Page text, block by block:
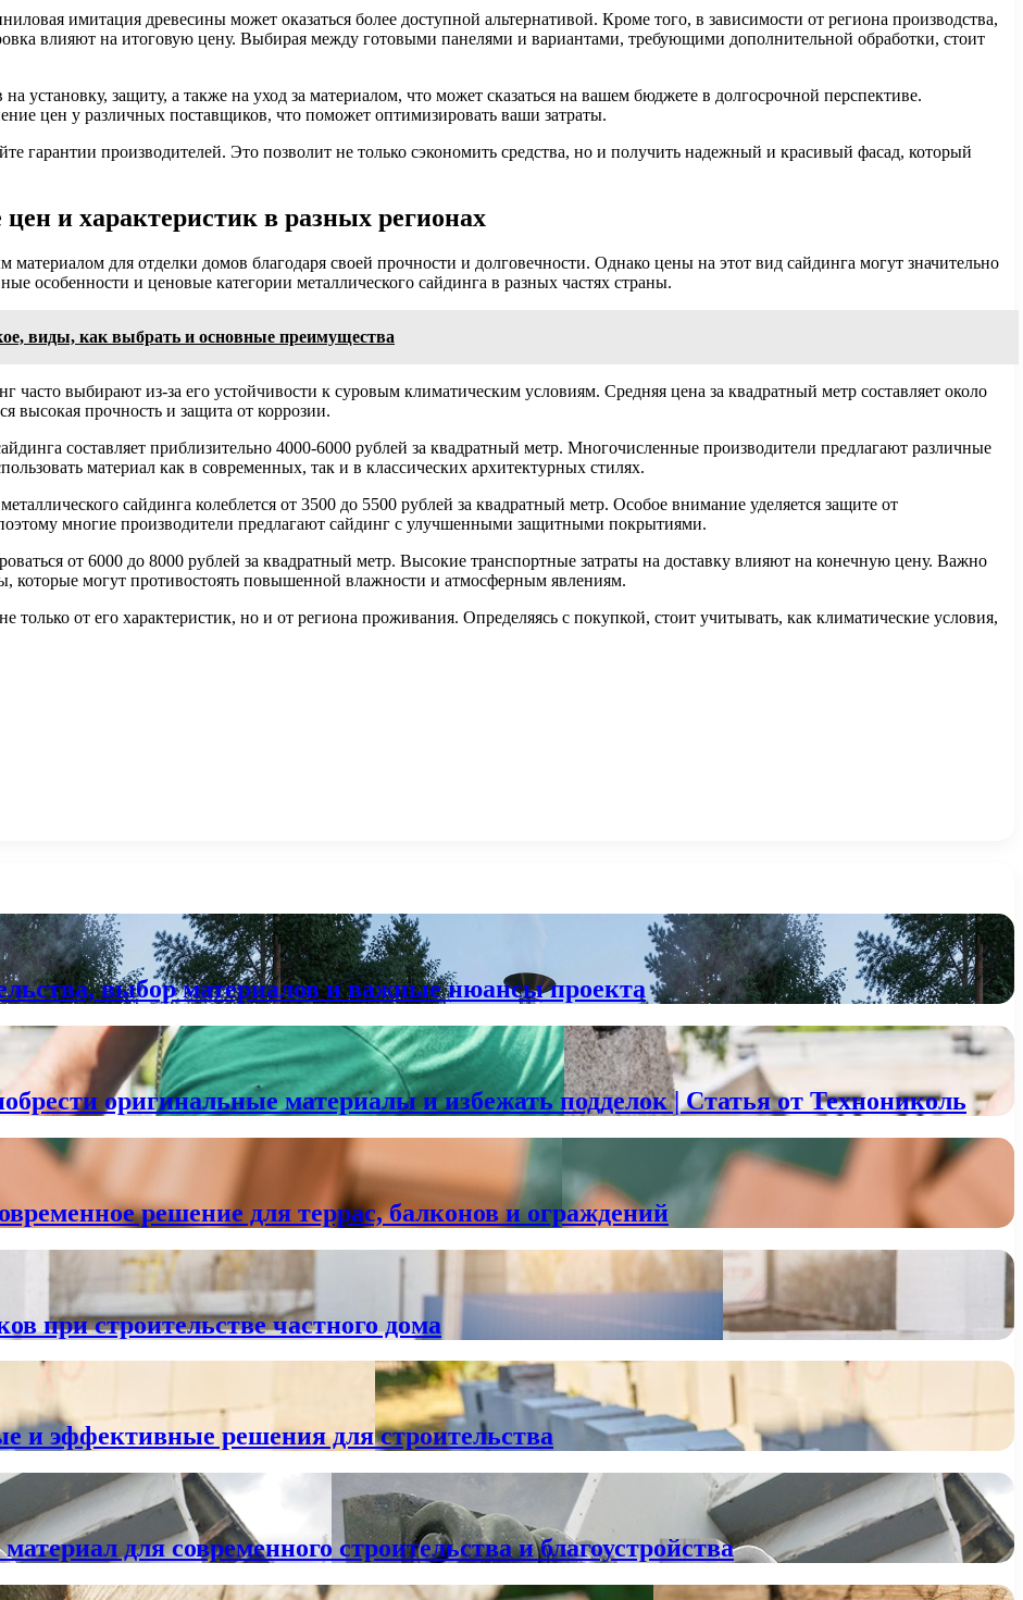
имитация древесины может оказаться более доступной альтернативой. Кроме того, в зависимости от региона производства,
влияют на итоговую цену. Выбирая между готовыми панелями и вариантами, требующими дополнительной обработки, стоит
установку, защиту, а также на уход за материалом, что может сказаться на вашем бюджете в долгосрочной перспективе.
цен у различных поставщиков, что поможет оптимизировать ваши затраты.
гарантии производителей. Это позволит не только сэкономить средства, но и получить надежный и красивый фасад, который
и характеристик в разных регионах
для отделки домов благодаря своей прочности и долговечности. Однако цены на этот вид сайдинга могут значительно
особенности и ценовые категории металлического сайдинга в разных частях страны.
виды, как выбрать и основные преимущества
часто выбирают из-за его устойчивости к суровым климатическим условиям. Средняя цена за квадратный метр составляет около
высокая прочность и защита от коррозии.
составляет приблизительно 4000-6000 рублей за квадратный метр. Многочисленные производители предлагают различные
материал как в современных, так и в классических архитектурных стилях.
сайдинга колеблется от 3500 до 5500 рублей за квадратный метр. Особое внимание уделяется защите от
многие производители предлагают сайдинг с улучшенными защитными покрытиями.
от 6000 до 8000 рублей за квадратный метр. Высокие транспортные затраты на доставку влияют на конечную цену. Важно
которые могут противостоять повышенной влажности и атмосферным явлениям.
только от его характеристик, но и от региона проживания. Определяясь с покупкой, стоит учитывать, как климатические условия,
выбор материалов и важные нюансы проекта
оригинальные материалы и избежать подделок | Статья от Технониколь
решение для террас, балконов и ограждений
при строительстве частного дома
и эффективные решения для строительства
для современного строительства и благоустройства